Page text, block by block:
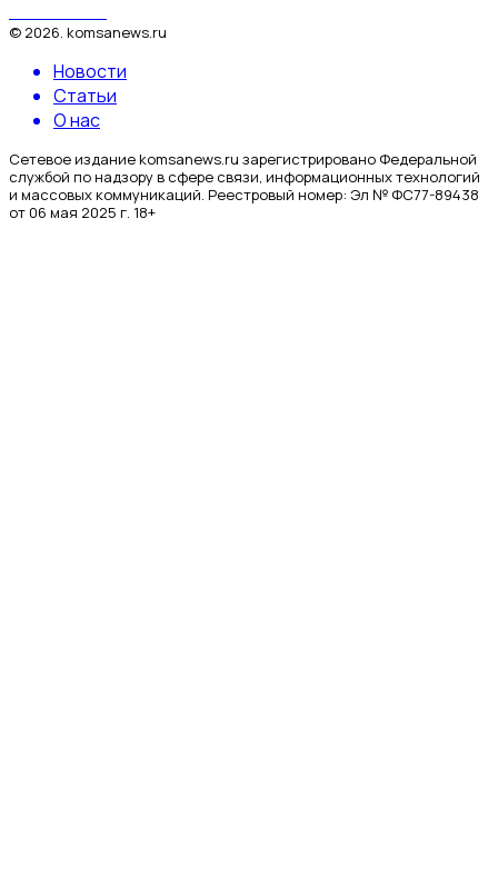
© 2026 komsanews.ru
Новости
Статьи
О нас
Сетевое издание komsanews.ru зарегистрировано Федеральной
службой по надзору в сфере связи, информационных технологий
и массовых коммуникаций. Реестровый номер: Эл № ФС77-89438
от 06 мая 2025 г. 18+